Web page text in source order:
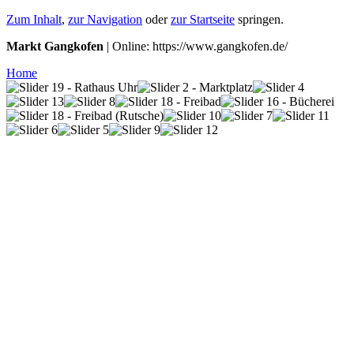
Zum Inhalt, zur Navigation oderzur Startseite springen.
Markt Gangkofen | Online: https://www.gangkofen.de/
Home